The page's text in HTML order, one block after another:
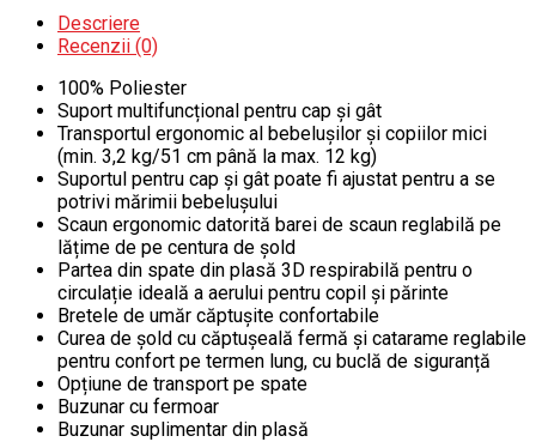
Descriere
Recenzii (0)
100% Poliester
Suport multifuncțional pentru cap și gât
Transportul ergonomic al bebelușilor și copiilor mici
(min. 3,2 kg/51 cm până la max. 12 kg)
Suportul pentru cap și gât poate fi ajustat pentru a se
potrivi mărimii bebelușului
Scaun ergonomic datorită barei de scaun reglabilă pe
lățime de pe centura de șold
Partea din spate din plasă 3D respirabilă pentru o
circulație ideală a aerului pentru copil și părinte
Bretele de umăr căptușite confortabile
Curea de șold cu căptușeală fermă și catarame reglabile
pentru confort pe termen lung, cu buclă de siguranță
Opțiune de transport pe spate
Buzunar cu fermoar
Buzunar suplimentar din plasă